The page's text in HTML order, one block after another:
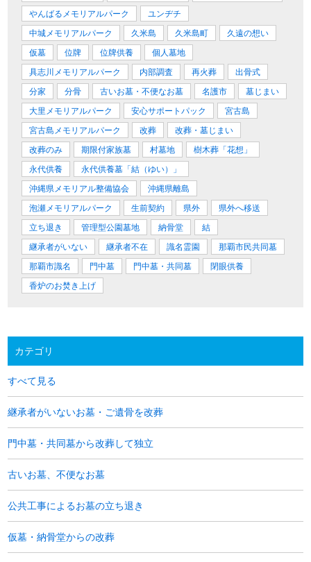
やんばるメモリアルパーク
ユンヂチ
中城メモリアルパーク
久米島 久米島町
久遠の想い
仮墓
位牌 位牌供養
個人墓地
具志川メモリアルパーク
内部調査 再火葬
出骨式
分家
分骨 古いお墓・不便なお墓 名護市
墓じまい
大里メモリアルパーク
安心サポートパック
宮古島
宮古島メモリアルパーク
改葬
改葬・墓じまい
改葬のみ
期限付家族墓 村墓地
樹木葬「花想」
永代供養
永代供養墓「結（ゆい）」
沖縄県メモリアル整備協会
沖縄県離島
泡瀬メモリアルパーク
生前契約 県外
県外へ移送
立ち退き
管理型公園墓地 納骨堂
結
継承者がいない
継承者不在 識名霊園
那覇市民共同墓
那覇市識名
門中墓 門中墓・共同墓
閉眼供養
香炉のお焚き上げ
カテゴリ
すべて見る
継承者がいないお墓・ご遺骨を改葬
門中墓・共同墓から改葬して独立
古いお墓、不便なお墓
公共工事によるお墓の立ち退き
仮墓・納骨堂からの改葬